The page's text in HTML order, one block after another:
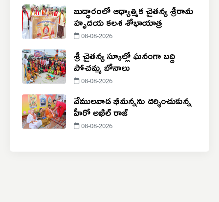
బుద్ధారంలో ఆధ్యాత్మిక చైతన్య శ్రీరామ
హృదయ కలశ శోభాయాత్ర
08-08-2026
శ్రీ చైతన్య స్కూల్లో ఘనంగా బద్ది
పోచమ్మ బోనాలు
08-08-2026
వేములవాడ భీమన్నను దర్శించుకున్న
హీరో అఖిల్ రాజ్
08-08-2026